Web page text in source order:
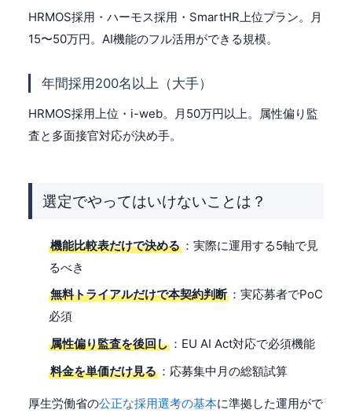
HRMOS採用・ハーモス採用・SmartHR上位プラン。月
15〜50万円。AI機能のフル活用ができる規模。
年間採用200名以上（大手）
HRMOS採用上位・i-web。月50万円以上。属性偏り監
査と多面接官対応が決め手。
選定でやってはいけないことは？
機能比較表だけで決める：実際に運用する5軸で見
るべき
無料トライアルだけで本契約判断：実応募者でPoC
必須
属性偏り監査を後回し：EU AI Act対応で必須機能
料金を単価だけ見る：応募集中月の総額試算
厚生労働省の公正な採用選考の基本に準拠した運用がで